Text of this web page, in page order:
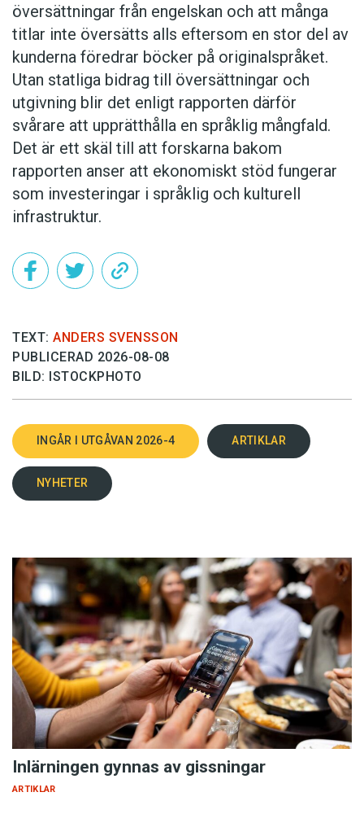
översättningar från engelskan och att många
titlar inte översätts alls eftersom en stor del av
kunderna föredrar böcker på originalspråket.
Utan statliga bidrag till översättningar och
utgivning blir det enligt rapporten därför
svårare att upprätthålla en språklig mångfald.
Det är ett skäl till att forskarna bakom
rapporten anser att ekonomiskt stöd fungerar
som investeringar i språklig och kulturell
infrastruktur.
TEXT: ANDERS SVENSSON
PUBLICERAD 2026-08-08
BILD: ISTOCKPHOTO
INGÅR I UTGÅVAN 2026-4 ARTIKLAR
NYHETER
Inlärningen gynnas av gissningar
ARTIKLAR